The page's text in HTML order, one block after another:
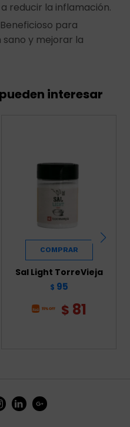
reducir la inflamación.
para
y mejorar la
interesar
Sal Light TorreVieja
$ 95
$ 81
 